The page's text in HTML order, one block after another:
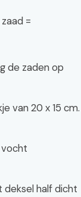
=
de zaden op
van 20 x 15 cm.
vocht
deksel half dicht